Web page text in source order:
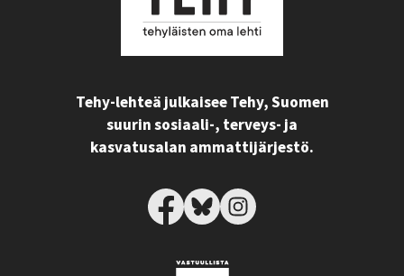
Tehy-lehteä julkaisee Tehy, Suomen
suurin sosiaali-, terveys- ja
kasvatusalan ammattijärjestö.